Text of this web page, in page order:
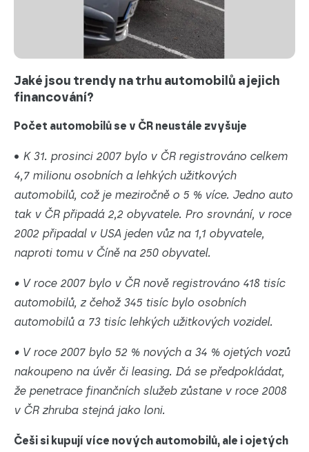
Jaké jsou trendy na trhu automobilů a jejich
financování?
Počet automobilů se v ČR neustále zvyšuje
• K 31. prosinci 2007 bylo v ČR registrováno celkem
4,7 milionu osobních a lehkých užitkových
automobilů, což je meziročně o 5 % více. Jedno auto
tak v ČR připadá 2,2 obyvatele. Pro srovnání, v roce
2002 připadal v USA jeden vůz na 1,1 obyvatele,
naproti tomu v Číně na 250 obyvatel.
• V roce 2007 bylo v ČR nově registrováno 418 tisíc
automobilů, z čehož 345 tisíc bylo osobních
automobilů a 73 tisíc lehkých užitkových vozidel.
• V roce 2007 bylo 52 % nových a 34 % ojetých vozů
nakoupeno na úvěr či leasing. Dá se předpokládat,
že penetrace finančních služeb zůstane v roce 2008
v ČR zhruba stejná jako loni.
Češi si kupují více nových automobilů, ale i ojetých